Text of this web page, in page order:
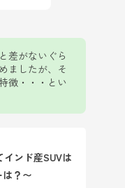
差がないぐら
ましたが、そ
徴・・・とい
ンド産SUVは
？〜